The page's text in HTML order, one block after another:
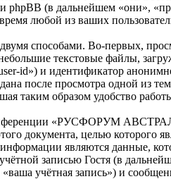
phpBB (в дальнейшем «они»,
любой из ваших
двумя способами. Во-первых,
текстовые файлы,
id») и идентификатор
после просмотра одной
таким образом удобство
«РУСФОРУМ
документа, целью
являются данные,
записью Гостя (в
учётная запись») и